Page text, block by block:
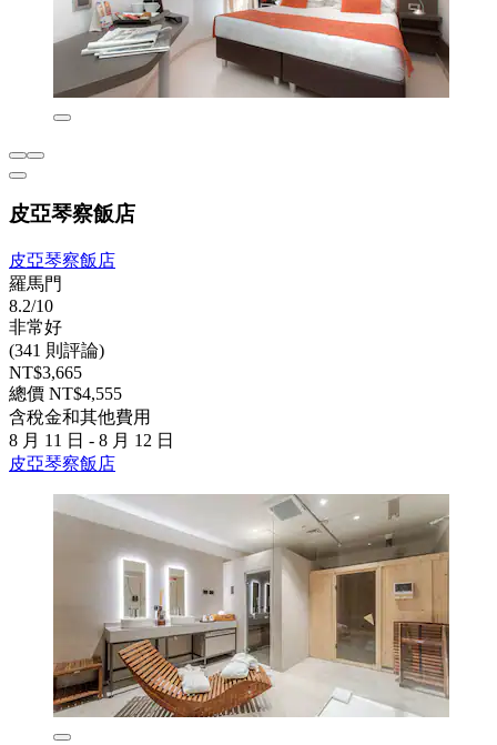
皮亞琴察飯店
皮亞琴察飯店
羅馬門
8.2/10
非常好
(341 則評論)
NT$3,665
總價 NT$4,555
含稅金和其他費用
8 月 11 日 - 8 月 12 日
皮亞琴察飯店